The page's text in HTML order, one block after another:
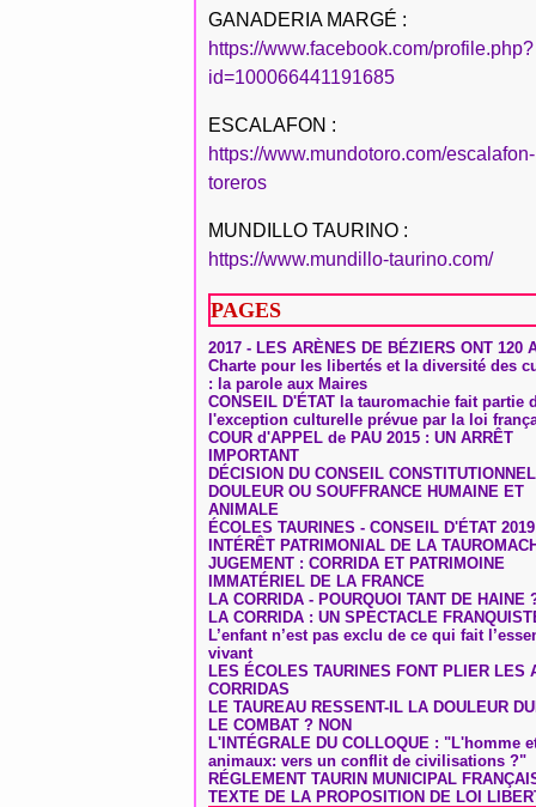
GANADERIA MARGÉ :
https://www.facebook.com/profile.php?
id=100066441191685
ESCALAFON :
https://www.mundotoro.com/escalafon-
toreros
MUNDILLO TAURINO :
https://www.mundillo-taurino.com/
PAGES
2017 - LES ARÈNES DE BÉZIERS ONT 120
Charte pour les libertés et la diversité des
: la parole aux Maires
CONSEIL D'ÉTAT la tauromachie fait partie
l'exception culturelle prévue par la loi
COUR d'APPEL de PAU 2015 : UN ARRÊT
IMPORTANT
DÉCISION DU CONSEIL CONSTITUTIONNEL
DOULEUR OU SOUFFRANCE HUMAINE ET
ANIMALE
ÉCOLES TAURINES - CONSEIL D'ÉTAT 2019
INTÉRÊT PATRIMONIAL DE LA
JUGEMENT : CORRIDA ET PATRIMOINE
IMMATÉRIEL DE LA FRANCE
LA CORRIDA - POURQUOI TANT DE HAINE
LA CORRIDA : UN SPECTACLE
L’enfant n’est pas exclu de ce qui fait
vivant
LES ÉCOLES TAURINES FONT PLIER LES
CORRIDAS
LE TAUREAU RESSENT-IL LA DOULEUR
LE COMBAT ? NON
L'INTÉGRALE DU COLLOQUE : "L'homme
animaux: vers un conflit de civilisations ?"
RÉGLEMENT TAURIN MUNICIPAL
TEXTE DE LA PROPOSITION DE LOI